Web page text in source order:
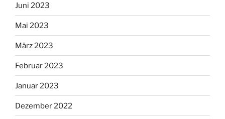
Juni 2023
Mai 2023
März 2023
Februar 2023
Januar 2023
Dezember 2022